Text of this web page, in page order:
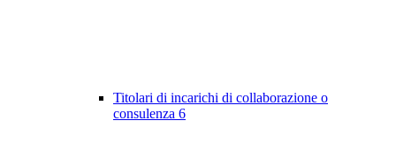
Titolari di incarichi di collaborazione o
consulenza 6